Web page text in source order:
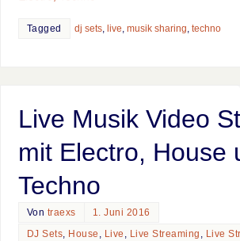
Tagged dj sets, live, musik sharing, techno
Live Musik Video
mit Electro, House
Techno
Von traexs
1. Juni 2016
DJ Sets, House , Live , Live Streaming , Live